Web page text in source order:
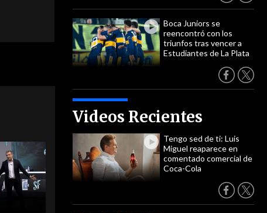
Boca Juniors se
reencontró con los
triunfos tras vencer a
Estudiantes de La Plata
Videos Recientes
Tengo sed de ti: Luis
Miguel reaparece en
comentado comercial de
Coca-Cola